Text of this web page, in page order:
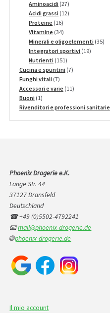
Aminoacidi 2727
prodotti
Acidi grassi 1212
Proteine 1616
prodotti
Vitamine 3434
prodotti
Minerali e oligoelementi 3535
Integratori sportivi 1919
Nutrienti 151151
prodotti
Cucina e spuntini 77
Funghi vitali 77
prodotti
Accessori e varie 1111
Buoni 11
prodotto
Rivenditori e professioni sanitarie
Phoenix Drogerie e.K.
Lange Str. 44
37127 Dransfeld
Deutschland
☎ +49 (0)5502-4792241
📧mail@phoenix-drogerie.de
🌐phoenix-drogerie.de
Il mio account